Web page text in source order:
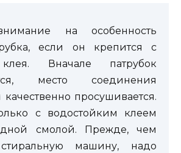
на особенность
если он крепится с
Вначале патрубок
место соединения
просушивается.
с водостойким клеем
смолой. Прежде, чем
машину, надо